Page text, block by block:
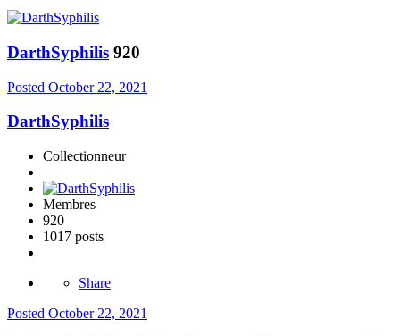
DarthSyphilis 920
Posted October 22, 2021
DarthSyphilis
Collectionneur
Membres
920
1017 posts
Share
Posted October 22, 2021